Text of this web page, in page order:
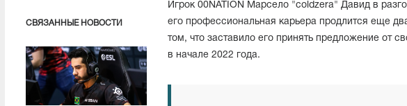
СВЯЗАННЫЕ НОВОСТИ
Игрок 00NATION Марсело "coldzera" Давид в
его профессиональная карьера продлится еще
том, что заставило его принять предложение от
в начале 2022 года.